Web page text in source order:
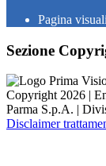
Pagina
Sezione
Copyright 2026 |
Parma S.p.A. |
Disclaimer